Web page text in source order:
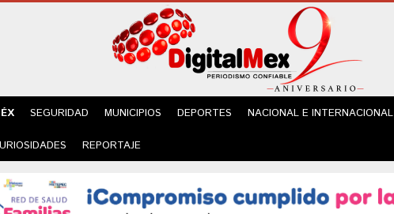
SEGURIDAD MUNICIPIOS DEPORTES NACIONAL E INTERNACIONAL
REPORTAJE